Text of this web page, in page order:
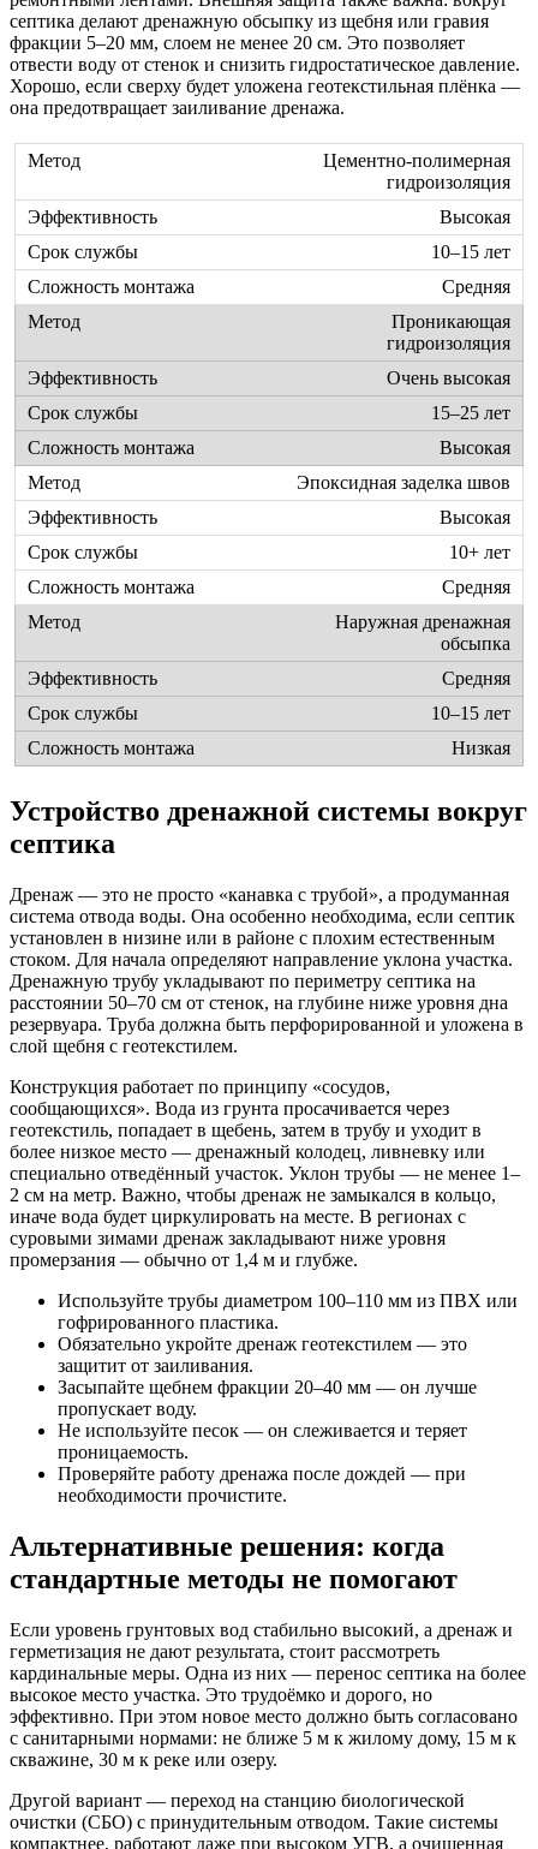
септика делают дренажную обсыпку из щебня или гравия
фракции 5–20 мм, слоем не менее 20 см. Это позволяет
отвести воду от стенок и снизить гидростатическое давление.
Хорошо, если сверху будет уложена геотекстильная плёнка —
она предотвращает заиливание дренажа.
Цементно-полимерная
гидроизоляция
Высокая
10–15 лет
Средняя
Проникающая
гидроизоляция
Очень высокая
15–25 лет
Высокая
Эпоксидная заделка швов
Высокая
10+ лет
Средняя
Наружная дренажная
обсыпка
Средняя
10–15 лет
Низкая
Устройство дренажной системы вокруг
септика
Дренаж — это не просто «канавка с трубой», а продуманная
система отвода воды. Она особенно необходима, если септик
установлен в низине или в районе с плохим естественным
стоком. Для начала определяют направление уклона участка.
Дренажную трубу укладывают по периметру септика на
расстоянии 50–70 см от стенок, на глубине ниже уровня дна
резервуара. Труба должна быть перфорированной и уложена в
слой щебня с геотекстилем.
Конструкция работает по принципу «сосудов,
сообщающихся». Вода из грунта просачивается через
геотекстиль, попадает в щебень, затем в трубу и уходит в
более низкое место — дренажный колодец, ливневку или
специально отведённый участок. Уклон трубы — не менее 1–
2 см на метр. Важно, чтобы дренаж не замыкался в кольцо,
иначе вода будет циркулировать на месте. В регионах с
суровыми зимами дренаж закладывают ниже уровня
промерзания — обычно от 1,4 м и глубже.
Используйте трубы диаметром 100–110 мм из ПВХ или
гофрированного пластика.
Обязательно укройте дренаж геотекстилем — это
защитит от заиливания.
Засыпайте щебнем фракции 20–40 мм — он лучше
пропускает воду.
Не используйте песок — он слеживается и теряет
проницаемость.
Проверяйте работу дренажа после дождей — при
необходимости прочистите.
Альтернативные решения: когда
стандартные методы не помогают
Если уровень грунтовых вод стабильно высокий, а дренаж и
герметизация не дают результата, стоит рассмотреть
кардинальные меры. Одна из них — перенос септика на более
высокое место участка. Это трудоёмко и дорого, но
эффективно. При этом новое место должно быть согласовано
с санитарными нормами: не ближе 5 м к жилому дому, 15 м к
скважине, 30 м к реке или озеру.
Другой вариант — переход на станцию биологической
очистки (СБО) с принудительным отводом. Такие системы
компактнее, работают даже при высоком УГВ, а очищенная